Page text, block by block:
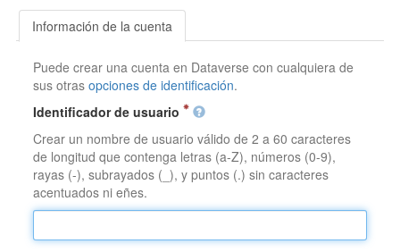
Información de la cuenta
Puede crear una cuenta en Dataverse con cualquiera de
sus otrasopciones de identificación.
Identificador de usuario
Crear un nombre de usuario válido de 2 a 60 caracteres
de longitud que contenga letras (a-Z), números (0-9),
rayas (-), subrayados (_), y puntos (.) sin caracteres
acentuados ni eñes.